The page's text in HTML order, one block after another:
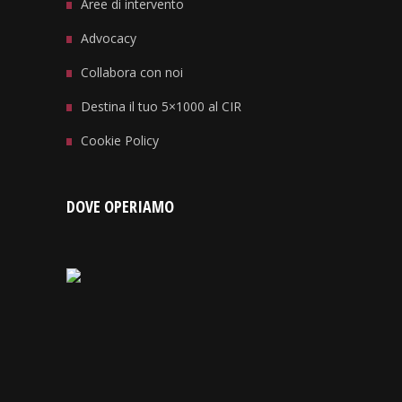
Aree di intervento
Advocacy
Collabora con noi
Destina il tuo 5×1000 al CIR
Cookie Policy
DOVE OPERIAMO